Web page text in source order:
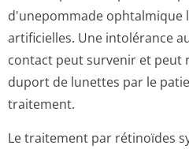
d'unepommade ophtalmique
artificielles. Une intolérance
contact peut survenir et peut
duport de lunettes par le
traitement.
Le traitement par rétinoïdes